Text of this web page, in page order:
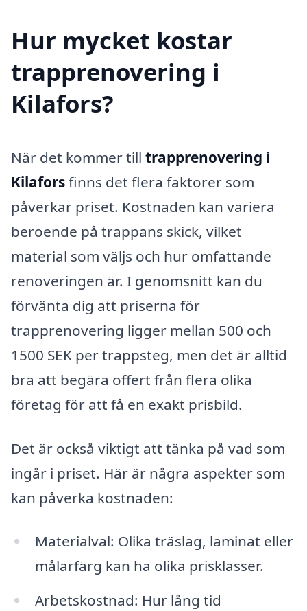
Hur mycket kostar
trapprenovering i
Kilafors?
När det kommer till trapprenovering i
Kilaforsfinns det flera faktorer som
påverkar priset. Kostnaden kan variera
beroende på trappans skick, vilket
material som väljs och hur omfattande
renoveringen är. I genomsnitt kan du
förvänta dig att priserna för
trapprenovering ligger mellan 500 och
1500 SEK per trappsteg, men det är alltid
bra att begära offert från flera olika
företag för att få en exakt prisbild.
Det är också viktigt att tänka på vad som
ingår i priset. Här är några aspekter som
kan påverka kostnaden:
Materialval: Olika träslag, laminat eller
målarfärg kan ha olika prisklasser.
Arbetskostnad: Hur lång tid